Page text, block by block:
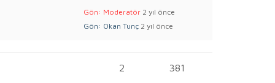
Gön: Moderatör 2 yıl önce
Gön: Okan Tunç 2 yıl önce
381
2